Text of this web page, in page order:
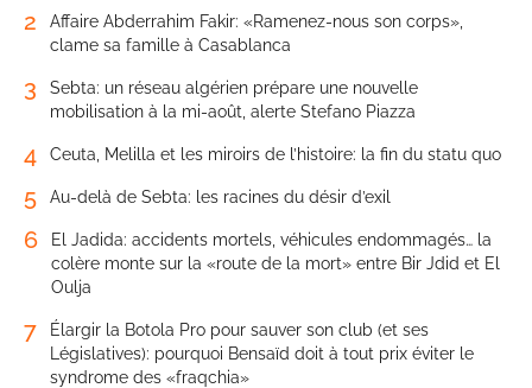
2
Affaire Abderrahim Fakir: «Ramenez-nous son corps»,
clame sa famille à Casablanca
3
Sebta: un réseau algérien prépare une nouvelle
mobilisation à la mi-août, alerte Stefano Piazza
4 Ceuta, Melilla et les miroirs de l’histoire: la fin du statu quo
5 Au-delà de Sebta: les racines du désir d’exil
6
El Jadida: accidents mortels, véhicules endommagés… la
colère monte sur la «route de la mort» entre Bir Jdid et El
Oulja
7
Élargir la Botola Pro pour sauver son club (et ses
Législatives): pourquoi Bensaïd doit à tout prix éviter le
syndrome des «fraqchia»